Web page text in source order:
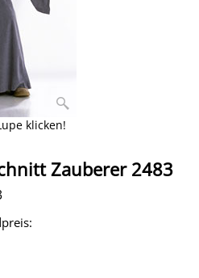
klicken!
Zauberer 2483